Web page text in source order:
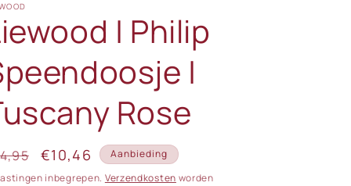
| Philip
|
Rose
Aanbiedingsprijs
€10,46
Aanbieding
inbegrepen. Verzendkosten worden